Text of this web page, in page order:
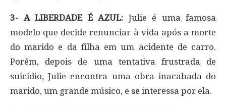
3- A LIBERDADE É AZUL: Julie é uma famosa
modelo que decide renunciar à vida após a morte
do marido e da filha em um acidente de carro.
Porém, depois de uma tentativa frustrada de
suicídio, Julie encontra uma obra inacabada do
marido, um grande músico, e se interessa por ela.